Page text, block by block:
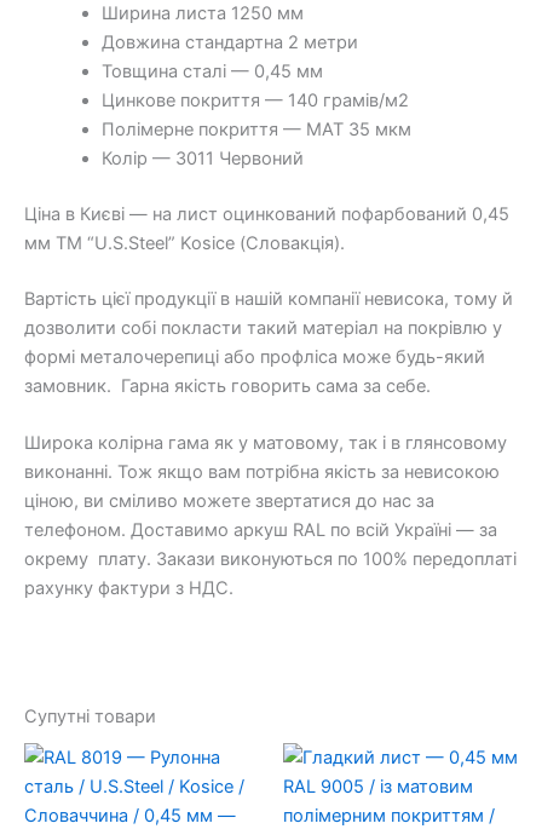
Ширина листа 1250 мм
Довжина стандартна 2 метри
Товщина сталі — 0,45 мм
Цинкове покриття — 140 грамів/м2
Полімерне покриття — МАТ 35 мкм
Колір — 3011 Червоний
Ціна в Києві — на лист оцинкований пофарбований 0,45
мм TM “U.S.Steel” Kosice (Словакція).
Вартість цієї продукції в нашій компанії невисока, тому й
дозволити собі покласти такий матеріал на покрівлю у
формі металочерепиці або профліса може будь-який
замовник. Гарна якість говорить сама за себе.
Широка колірна гама як у матовому, так і в глянсовому
виконанні. Тож якщо вам потрібна якість за невисокою
ціною, ви сміливо можете звертатися до нас за
телефоном. Доставимо аркуш RAL по всій Україні — за
окрему плату. Закази виконуються по 100% передоплаті
рахунку фактури з НДС.
Супутні товари